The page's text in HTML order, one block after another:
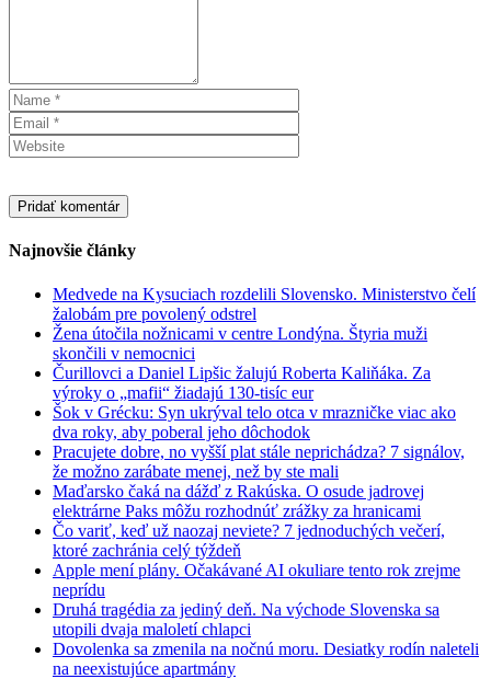
Najnovšie články
Medvede na Kysuciach rozdelili Slovensko. Ministerstvo čelí
žalobám pre povolený odstrel
Žena útočila nožnicami v centre Londýna. Štyria muži
skončili v nemocnici
Čurillovci a Daniel Lipšic žalujú Roberta Kaliňáka. Za
výroky o „mafii“ žiadajú 130-tisíc eur
Šok v Grécku: Syn ukrýval telo otca v mrazničke viac ako
dva roky, aby poberal jeho dôchodok
Pracujete dobre, no vyšší plat stále neprichádza? 7 signálov,
že možno zarábate menej, než by ste mali
Maďarsko čaká na dážď z Rakúska. O osude jadrovej
elektrárne Paks môžu rozhodnúť zrážky za hranicami
Čo variť, keď už naozaj neviete? 7 jednoduchých večerí,
ktoré zachránia celý týždeň
Apple mení plány. Očakávané AI okuliare tento rok zrejme
neprídu
Druhá tragédia za jediný deň. Na východe Slovenska sa
utopili dvaja maloletí chlapci
Dovolenka sa zmenila na nočnú moru. Desiatky rodín naleteli
na neexistujúce apartmány